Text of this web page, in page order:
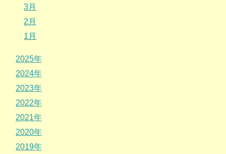
3月
2月
1月
2025年
2024年
2023年
2022年
2021年
2020年
2019年